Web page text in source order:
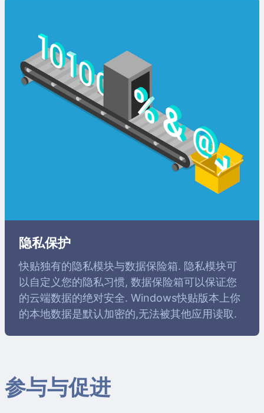
隐私保护
快贴独有的隐私模块与数据保险箱. 隐私模块可
以自定义您的隐私习惯, 数据保险箱可以保证您
的云端数据的绝对安全. Windows快贴版本上你
的本地数据是默认加密的,无法被其他应用读取.
参与与促进